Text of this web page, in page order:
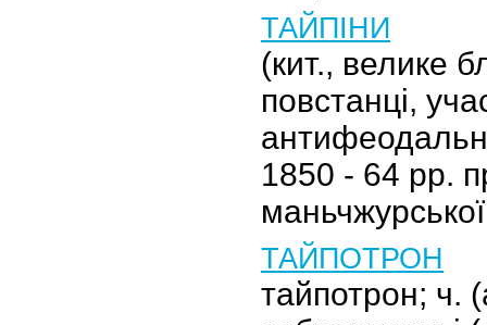
ТАЙПІНИ
(кит., велике
повстанці,
1850 - 64 рр.
ТАЙПОТРОН
тайпотрон; ч.